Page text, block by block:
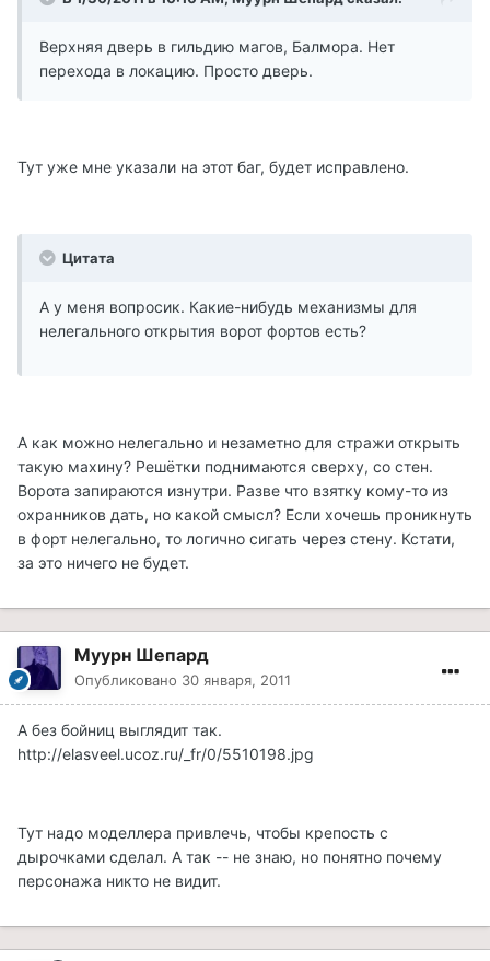
Верхняя дверь в гильдию магов, Балмора. Нет
перехода в локацию. Просто дверь.
Тут уже мне указали на этот баг, будет исправлено.
Цитата
А у меня вопросик. Какие-нибудь механизмы для
нелегального открытия ворот фортов есть?
А как можно нелегально и незаметно для стражи открыть
такую махину? Решётки поднимаются сверху, со стен.
Ворота запираются изнутри. Разве что взятку кому-то из
охранников дать, но какой смысл? Если хочешь проникнуть
в форт нелегально, то логично сигать через стену. Кстати,
за это ничего не будет.
Муурн Шепард
Опубликовано 30 января, 2011
А без бойниц выглядит так.
http://elasveel.ucoz.ru/_fr/0/5510198.jpg
Тут надо моделлера привлечь, чтобы крепость с
дырочками сделал. А так -- не знаю, но понятно почему
персонажа никто не видит.